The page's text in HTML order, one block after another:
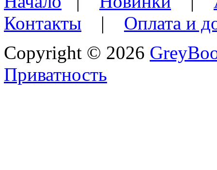
Контакты | Оплата и
Copyright © 2026
Приватность